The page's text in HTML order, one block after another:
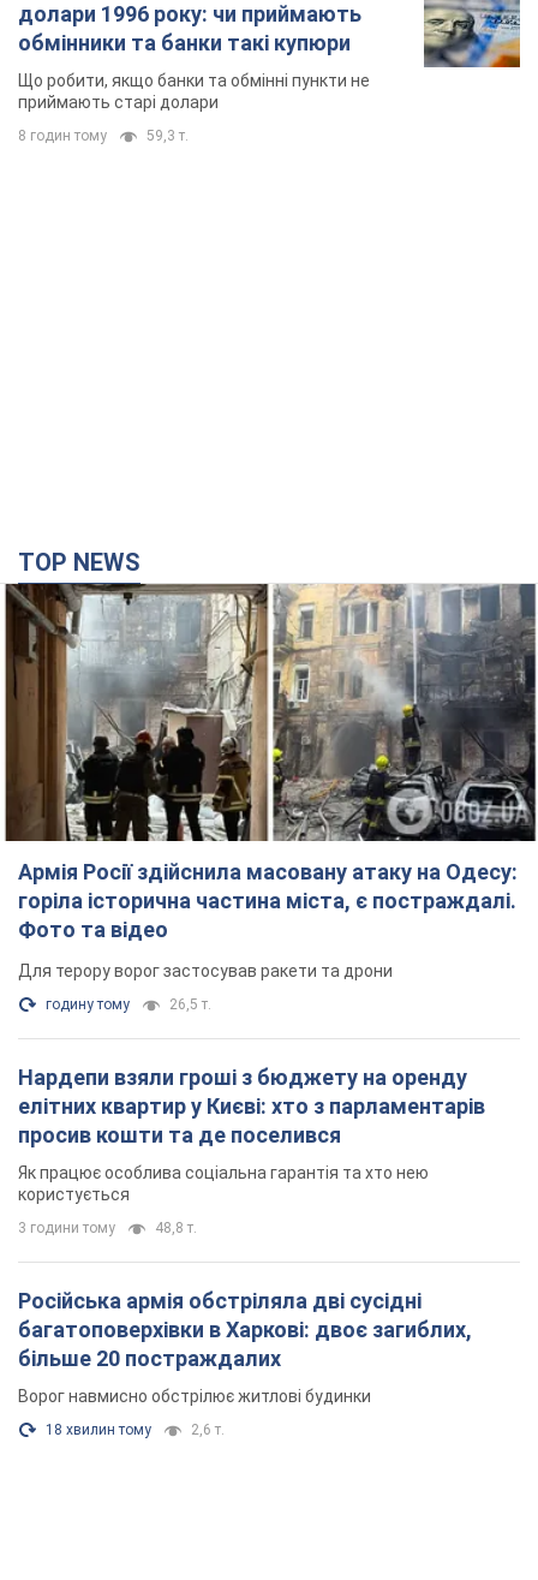
долари 1996 року: чи приймають
обмінники та банки такі купюри
Що робити, якщо банки та обмінні пункти не
приймають старі долари
8 годин тому 59,3 т.
TOP NEWS
Армія Росії здійснила масовану атаку на Одесу:
горіла історична частина міста, є постраждалі.
Фото та відео
Для терору ворог застосував ракети та дрони
годину тому 26,5 т.
Нардепи взяли гроші з бюджету на оренду
елітних квартир у Києві: хто з парламентарів
просив кошти та де поселився
Як працює особлива соціальна гарантія та хто нею
користується
3 години тому 48,8 т.
Російська армія обстріляла дві сусідні
багатоповерхівки в Харкові: двоє загиблих,
більше 20 постраждалих
Ворог навмисно обстрілює житлові будинки
18 хвилин тому 2,6 т.